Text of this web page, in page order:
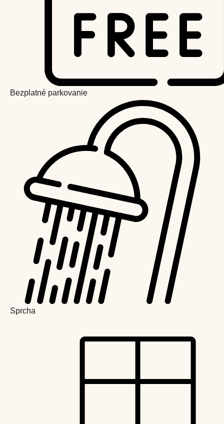
Bezplatné parkovanie
Sprcha